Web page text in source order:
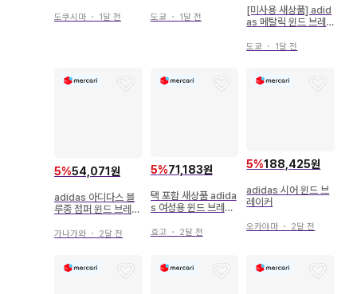
도쿠시마 ・ 1달 전 도쿄 ・ 1달 전
[미사용 새상품] adid
as 메탈릭 윈드 브레
도쿄 ・ 1달 전
5%54,071원
adidas 아디다스 블
루종 점퍼 윈드 브레이
가나가와 ・ 2달 전
5%71,183원
택 포함 새상품 adida
s 여성용 윈드 브레이
효고・ 2달 전
5%188,425원
adidas 시어 윈드 브
레이커
오카야마 ・ 2달 전